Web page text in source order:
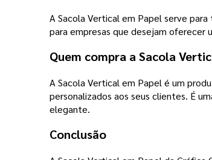
A Sacola Vertical em Papel serve
para empresas que desejam oferecer
Quem compra a Sacola
A Sacola Vertical em Papel é um
personalizados aos seus clientes. É
elegante.
Conclusão